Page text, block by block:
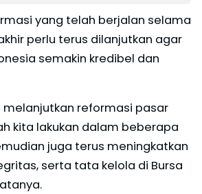
yang telah berjalan selama
perlu terus dilanjutkan agar
semakin kredibel dan
melanjutkan reformasi pasar
kita lakukan dalam beberapa
juga terus meningkatkan
serta tata kelola di Bursa